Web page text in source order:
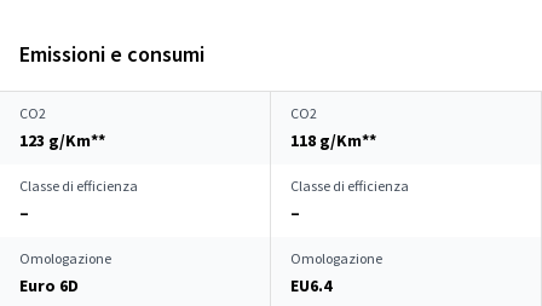
Emissioni e consumi
CO2
123 g/Km**
CO2
118 g/Km**
Classe di efficienza
–
Classe di efficienza
–
Omologazione
Euro 6D
Omologazione
EU6.4